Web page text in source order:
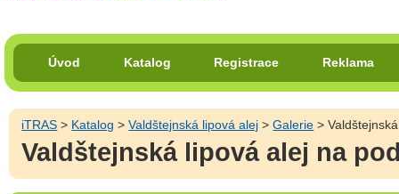
Úvod Katalog Registrace Reklama
iTRAS > Katalog >Valdštejnská lipová alej >Galerie >
Valdštejnská lipová alej na